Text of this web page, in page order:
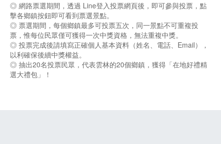
◎ 網路票選期間，透過 Line登入投票網頁後，即可參與投票，點
擊各鄉鎮按鈕即可看到票選景點。
◎ 票選期間，每個鄉鎮最多可投票五次，同一景點不可重複投
票，惟每位民眾僅可獲得一次中獎資格，無法重複中獎。
◎ 投票完成後請填寫正確個人基本資料（姓名、電話、Email），
以利確保後續中獎權益。
◎ 抽出20名投票民眾，代表雲林的20個鄉鎮，獲得「在地好禮精
選大禮包」！